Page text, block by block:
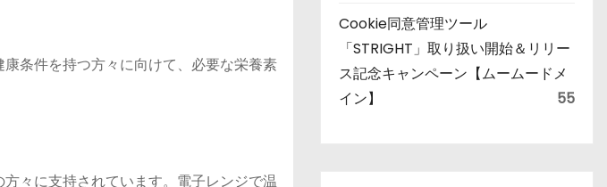
条件を持つ方々に向けて、必要な栄養素
々に支持されています。電子レンジで温
Cookie同意管理ツール
「STRIGHT」取り扱い開始＆リリー
ス記念キャンペーン【ムームードメ
イン】
55